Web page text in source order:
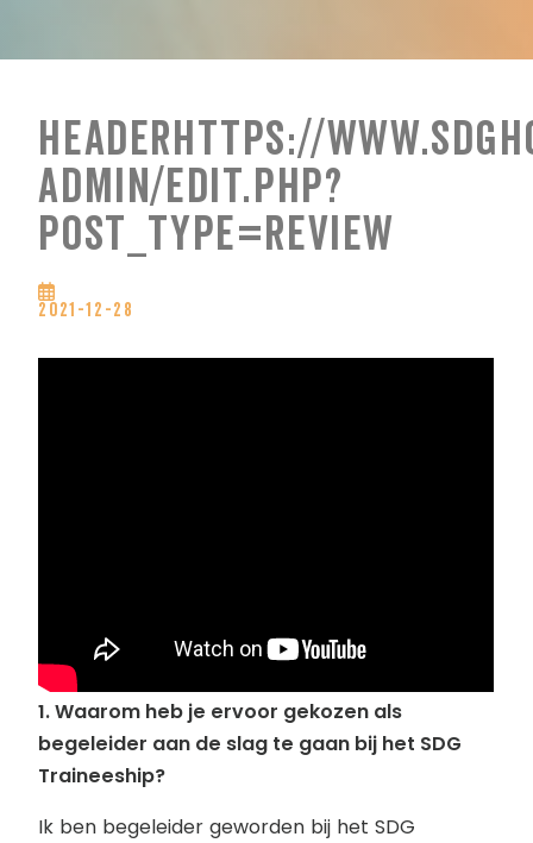
Headerhttps://
admin/edit.php?
post_type=review
2021-12-28
1. Waarom heb je ervoor gekozen als
begeleider aan de slag te gaan bij het SDG
Traineeship?
Ik ben begeleider geworden bij het SDG